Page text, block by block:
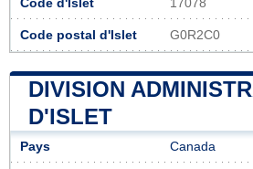
Code d'Islet 17078
Code postal d'Islet G0R2C0
DIVISION
D'ISLET
Pays Canada